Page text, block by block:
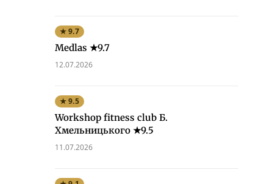
★ 9.7
Medlas ★9.7
12.07.2026
★ 9.5
Workshop fitness club Б.
Хмельницького ★9.5
11.07.2026